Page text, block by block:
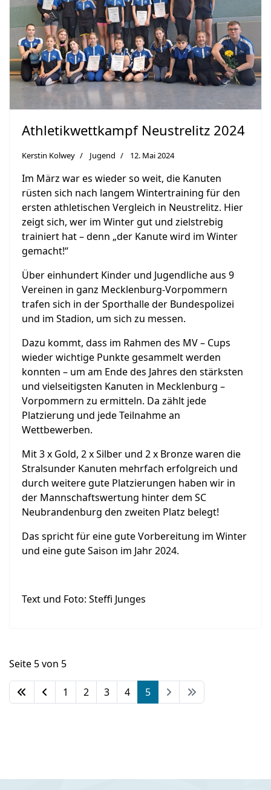
Athletikwettkampf Neustrelitz 2024
Kerstin Kolwey Jugend 12. Mai 2024
Im März war es wieder so weit, die Kanuten
rüsten sich nach langem Wintertraining für den
ersten athletischen Vergleich in Neustrelitz. Hier
zeigt sich, wer im Winter gut und zielstrebig
trainiert hat – denn „der Kanute wird im Winter
gemacht!“
Über einhundert Kinder und Jugendliche aus 9
Vereinen in ganz Mecklenburg-Vorpommern
trafen sich in der Sporthalle der Bundespolizei
und im Stadion, um sich zu messen.
Dazu kommt, dass im Rahmen des MV – Cups
wieder wichtige Punkte gesammelt werden
konnten – um am Ende des Jahres den stärksten
und vielseitigsten Kanuten in Mecklenburg –
Vorpommern zu ermitteln. Da zählt jede
Platzierung und jede Teilnahme an
Wettbewerben.
Mit 3 x Gold, 2 x Silber und 2 x Bronze waren die
Stralsunder Kanuten mehrfach erfolgreich und
durch weitere gute Platzierungen haben wir in
der Mannschaftswertung hinter dem SC
Neubrandenburg den zweiten Platz belegt!
Das spricht für eine gute Vorbereitung im Winter
und eine gute Saison im Jahr 2024.
Text und Foto: Steffi Junges
Seite 5 von 5
1 2 3 4 5